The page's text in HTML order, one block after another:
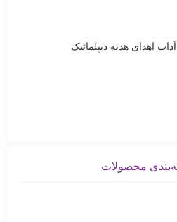
آداب اهدای هدیه دیپلماتیک
محصولات